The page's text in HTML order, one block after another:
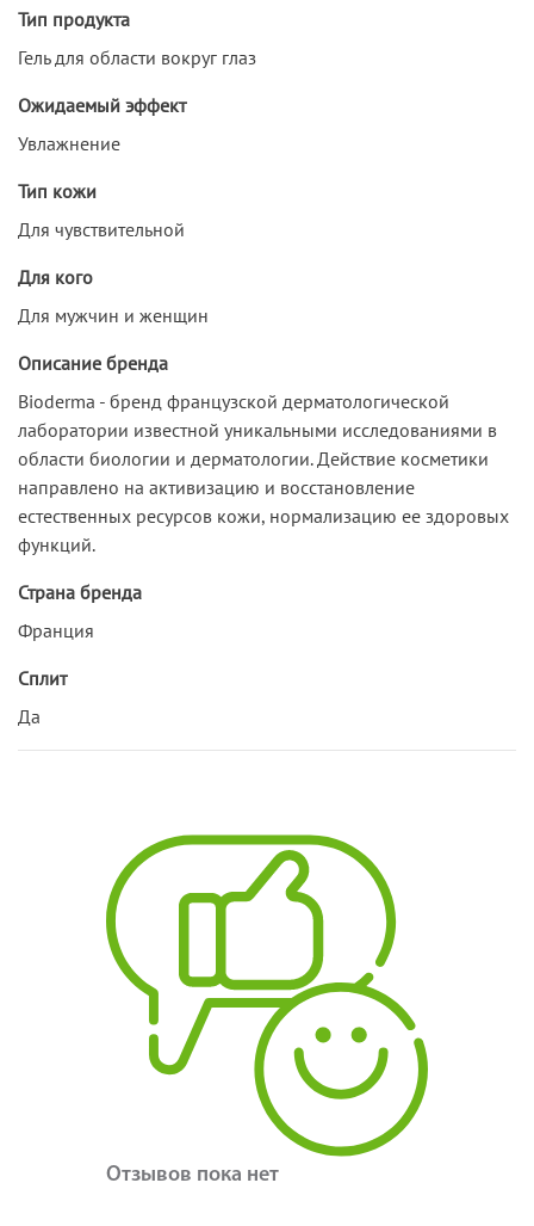
Тип продукта
Гель для области вокруг глаз
Ожидаемый эффект
Увлажнение
Тип кожи
Для чувствительной
Для кого
Для мужчин и женщин
Описание бренда
Bioderma - бренд французской дерматологической
лаборатории известной уникальными исследованиями в
области биологии и дерматологии. Действие косметики
направлено на активизацию и восстановление
естественных ресурсов кожи, нормализацию ее здоровых
функций.
Страна бренда
Франция
Сплит
Да
Отзывов пока нет